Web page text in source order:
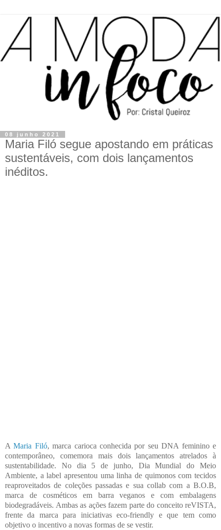
08 junho 2021
Maria Filó segue apostando em práticas
sustentáveis, com dois lançamentos
inéditos.
AMaria Filó, marca carioca conhecida por seu DNA feminino e
contemporâneo, comemora mais dois lançamentos atrelados à
sustentabilidade. No dia 5 de junho, Dia Mundial do Meio
Ambiente, a label apresentou uma linha de quimonos com tecidos
reaproveitados de coleções passadas e sua collab com a B.O.B,
marca de cosméticos em barra veganos e com embalagens
biodegradáveis. Ambas as ações fazem parte do conceito reVISTA,
frente da marca para iniciativas eco-friendly e que tem como
objetivo o incentivo a novas formas de se vestir.